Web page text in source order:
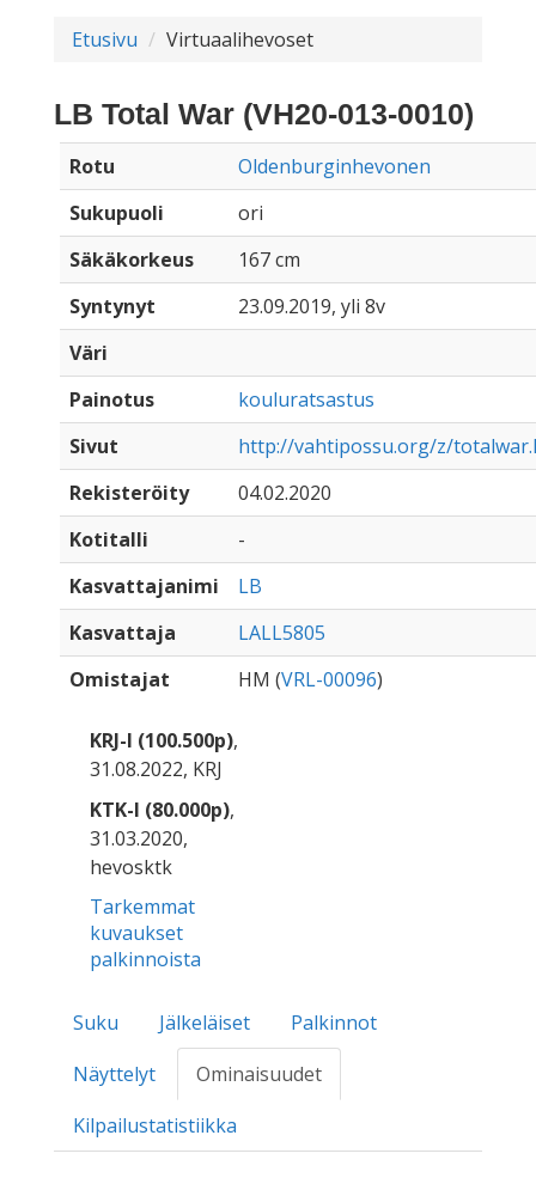
Etusivu Virtuaalihevoset
LB Total War (VH20-013-0010)
Rotu
Oldenburginhevonen
Sukupuoli
ori
Säkäkorkeus
167 cm
Syntynyt
23.09.2019, yli 8v
Väri
Painotus
kouluratsastus
Sivut
http://vahtipossu.org/z/
Rekisteröity
04.02.2020
Kotitalli
-
Kasvattajanimi
LB
Kasvattaja
LALL5805
Omistajat
HM (VRL-00096)
KRJ-I (100.500p),
31.08.2022, KRJ
KTK-I (80.000p),
31.03.2020,
hevosktk
Tarkemmat
kuvaukset
palkinnoista
Suku Jälkeläiset
Palkinnot
Näyttelyt
Ominaisuudet
Kilpailustatistiikka